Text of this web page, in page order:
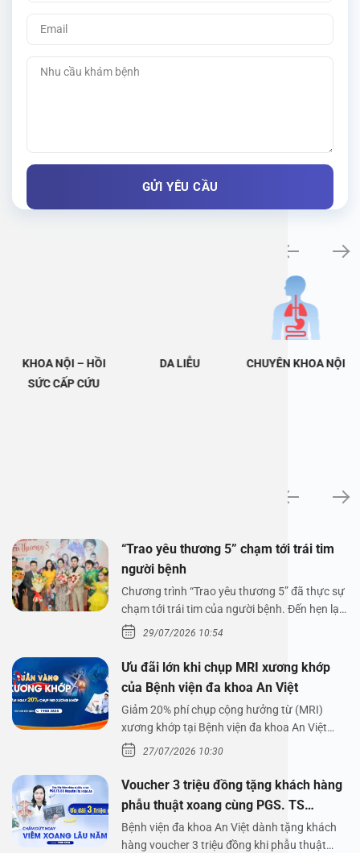
KHOA NỘI – HỒI
SỨC CẤP CỨU
DA LIỄU CHUYÊN KHOA NỘI
“Trao yêu thương 5” chạm tới trái tim
người bệnh
Chương trình “Trao yêu thương 5” đã thực sự
chạm tới trái tim của người bệnh. Đến hẹn lại
lên,…29/07/2026 10:54
Ưu đãi lớn khi chụp MRI xương khớp
của Bệnh viện đa khoa An Việt
Giảm 20% phí chụp cộng hưởng từ (MRI)
xương khớp tại Bệnh viện đa khoa An Việt
Bệnh viện đa…
27/07/2026 10:30
Voucher 3 triệu đồng tặng khách hàng
phẫu thuật xoang cùng PGS. TS
Nguyễn Thị Hoài An
Bệnh viện đa khoa An Việt dành tặng khách
hàng voucher 3 triệu đồng khi phẫu thuật